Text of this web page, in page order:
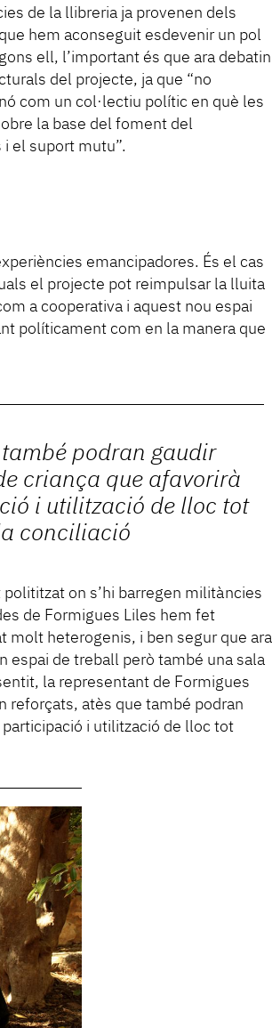
de la llibreria ja provenen dels
hem aconseguit esdevenir un pol
ell, l’important és que ara debatin
del projecte, ja que “no
com un col·lectiu polític en què les
la base del foment del
el suport mutu”.
emancipadores. És el cas
el projecte pot reimpulsar la lluita
a cooperativa i aquest nou espai
políticament com en la manera que
podran gaudir
criança que afavorirà
i utilització de lloc tot
conciliació
on s’hi barregen militàncies
de Formigues Liles hem fet
molt heterogenis, i ben segur que ara
espai de treball però també una sala
la representant de Formigues
reforçats, atès que també podran
participació i utilització de lloc tot